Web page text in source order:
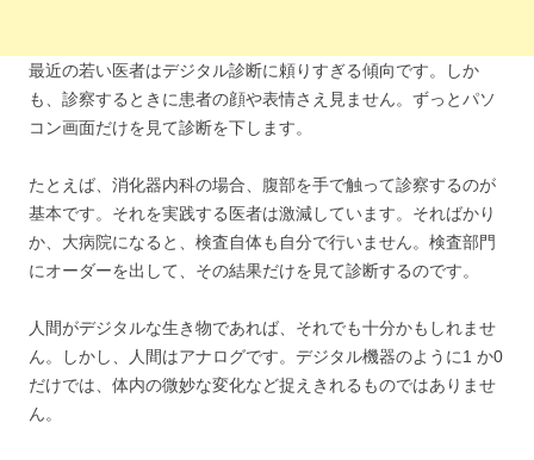
最近の若い医者はデジタル診断に頼りすぎる傾向です。しか
も、診察するときに患者の顔や表情さえ見ません。ずっとパソ
コン画面だけを見て診断を下します。
たとえば、消化器内科の場合、腹部を手で触って診察するのが
基本です。それを実践する医者は激減しています。そればかり
か、大病院になると、検査自体も自分で行いません。検査部門
にオーダーを出して、その結果だけを見て診断するのです。
人間がデジタルな生き物であれば、それでも十分かもしれませ
ん。しかし、人間はアナログです。デジタル機器のように1 か0
だけでは、体内の微妙な変化など捉えきれるものではありませ
ん。